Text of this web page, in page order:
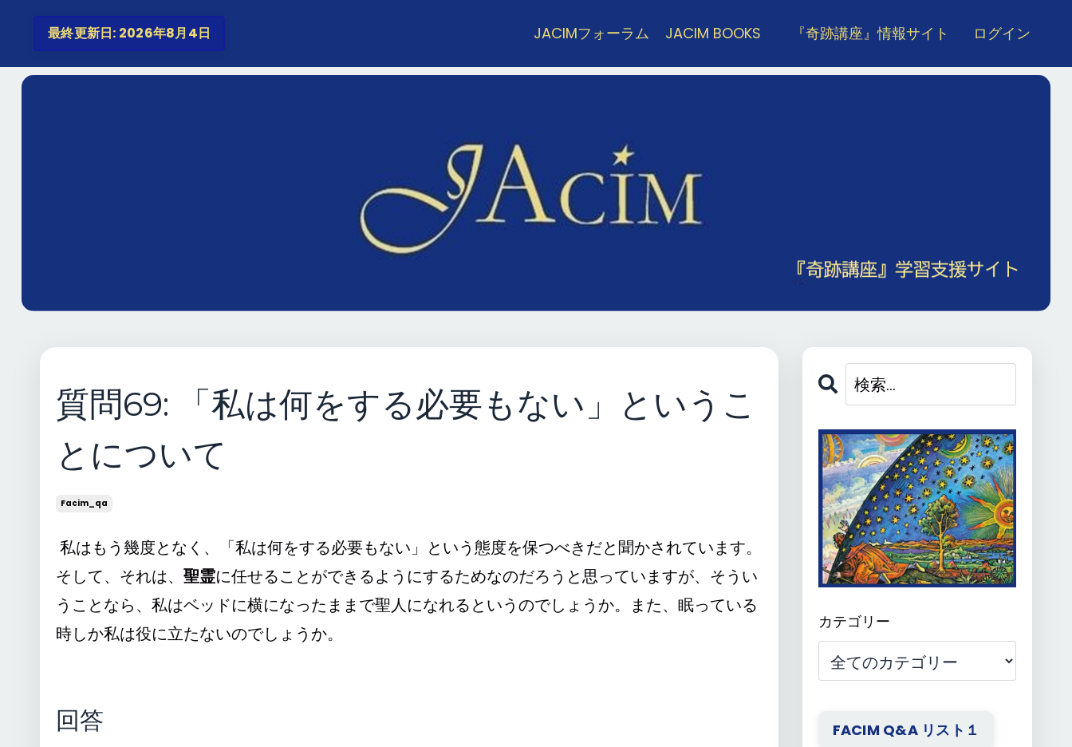
最終更新日: 2026年8月4日 JACIMフォーラム JACIM BOOKS 『奇跡講座』情報サイト ログイン
質問69: 「私は何をする必要もない」というこ
とについて
Facim_qa
私はもう幾度となく、「私は何をする必要もない」という態度を保つべきだと聞かされています。
そして、それは、 聖霊に任せることができるようにするためなのだろうと思っていますが、そうい
うことなら、私はベッドに横になったままで聖人になれるというのでしょうか。また、眠っている
時しか私は役に立たないのでしょうか。
回答
カテゴリー
FACIM Q&A リスト１